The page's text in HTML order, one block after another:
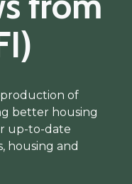
of
better housing
up-to-date
housing and